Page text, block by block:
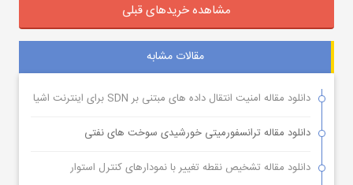
مشاهده خریدهای قبلی
مقالات مشابه
دانلود مقاله امنیت انتقال داده های مبتنی بر SDN برای اینترنت اشیا
دانلود مقاله ترانسفورمیتی خورشیدی سوخت های نفتی
دانلود مقاله تشخیص نقطه تغییر با نمودارهای کنترل استوار